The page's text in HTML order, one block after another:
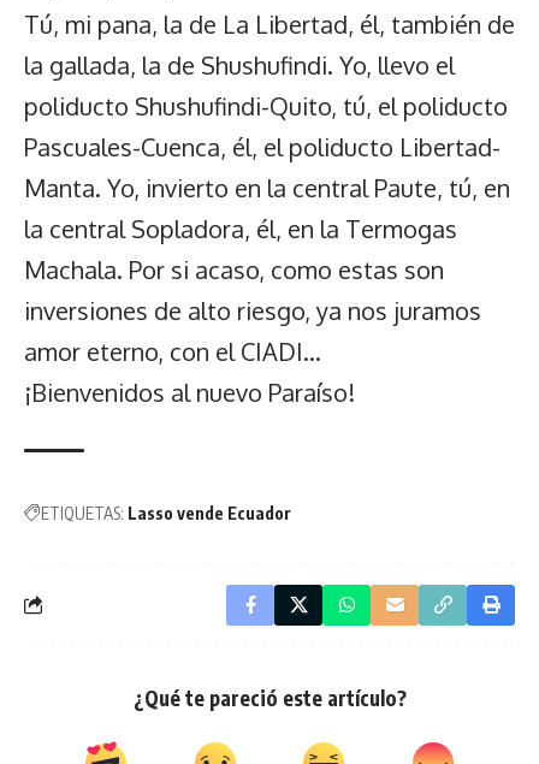
Tú, mi pana, la de La Libertad, él, también de
la gallada, la de Shushufindi. Yo, llevo el
poliducto Shushufindi-Quito, tú, el poliducto
Pascuales-Cuenca, él, el poliducto Libertad-
Manta. Yo, invierto en la central Paute, tú, en
la central Sopladora, él, en la Termogas
Machala. Por si acaso, como estas son
inversiones de alto riesgo, ya nos juramos
amor eterno, con el CIADI…
¡Bienvenidos al nuevo Paraíso!
ETIQUETAS: Lasso vende Ecuador
¿Qué te pareció este artículo?